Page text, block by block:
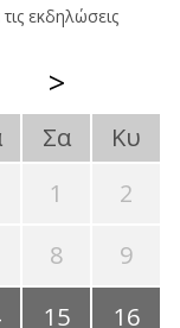
εκδηλώσεις
>
Σα
Κυ
1
2
8
9
15
16